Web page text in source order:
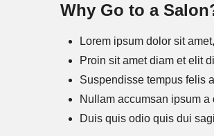
Why Go to a
Lorem ipsum dolor sit
Proin sit amet diam et elit
Suspendisse tempus felis
Nullam accumsan ipsum a
Duis quis odio quis dui